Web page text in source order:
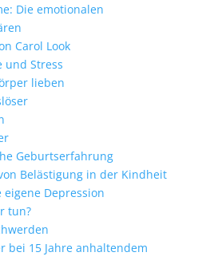
Die emotionalen
Carol Look
und Stress
lieben
Geburtserfahrung
Belästigung in der Kindheit
Depression
tun?
bei 15 Jahre anhaltendem